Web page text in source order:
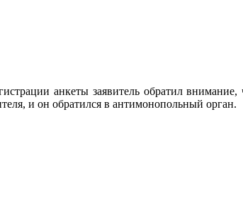
анкеты заявитель обратил внимание,
и он обратился в антимонопольный орган.